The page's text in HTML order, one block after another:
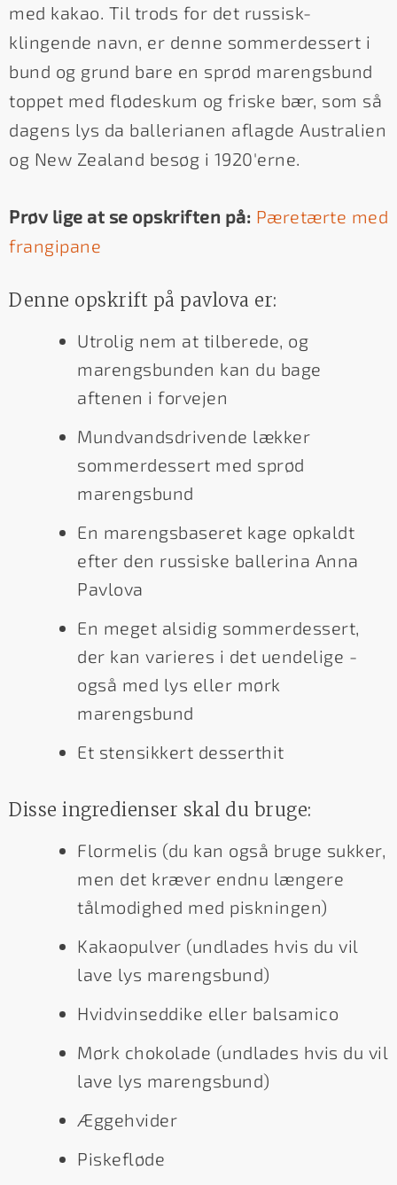
med kakao. Til trods for det russisk-
klingende navn, er denne sommerdessert i
bund og grund bare en sprød marengsbund
toppet med flødeskum og friske bær, som så
dagens lys da ballerianen aflagde Australien
og New Zealand besøg i 1920'erne.
Prøv lige at se opskriften på: Pæretærte med
frangipane
Denne opskrift på pavlova er:
Utrolig nem at tilberede, og
marengsbunden kan du bage
aftenen i forvejen
Mundvandsdrivende lækker
sommerdessert med sprød
marengsbund
En marengsbaseret kage opkaldt
efter den russiske ballerina Anna
Pavlova
En meget alsidig sommerdessert,
der kan varieres i det uendelige -
også med lys eller mørk
marengsbund
Et stensikkert desserthit
Disse ingredienser skal du bruge:
Flormelis (du kan også bruge sukker,
men det kræver endnu længere
tålmodighed med piskningen)
Kakaopulver (undlades hvis du vil
lave lys marengsbund)
Hvidvinseddike eller balsamico
Mørk chokolade (undlades hvis du vil
lave lys marengsbund)
Æggehvider
Piskefløde